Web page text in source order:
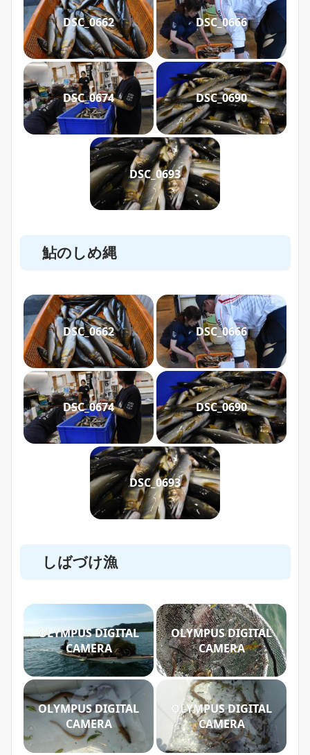
DSC_0662 DSC_0666
DSC_0674 DSC_0690
DSC_0693
鮎のしめ縄
DSC_0662 DSC_0666
DSC_0674 DSC_0690
DSC_0693
しばづけ漁
OLYMPUS DIGITAL
CAMERA
OLYMPUS DIGITAL
CAMERA
OLYMPUS DIGITAL
CAMERA
OLYMPUS DIGITAL
CAMERA